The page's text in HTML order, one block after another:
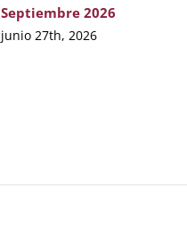
Septiembre 2026
junio 27th, 2026